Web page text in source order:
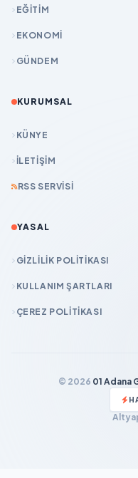
EĞİTİM
EKONOMİ
GÜNDEM
KURUMSAL
KÜNYE
İLETIŞIM
RSS SERVISI
YASAL
GIZLILIK POLITIKASI
KULLANIM ŞARTLARI
ÇEREZ POLITIKASI
© 2026 01 Adana